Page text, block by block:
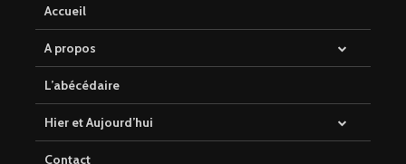
Accueil
A propos
L’abécédaire
Hier et Aujourd’hui
Contact